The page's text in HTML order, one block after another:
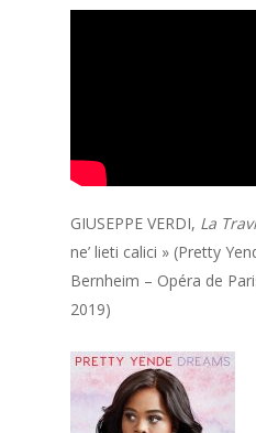
GIUSEPPE VERDI, La
ne’ lieti calici » (Pretty
Bernheim – Opéra de
2019)